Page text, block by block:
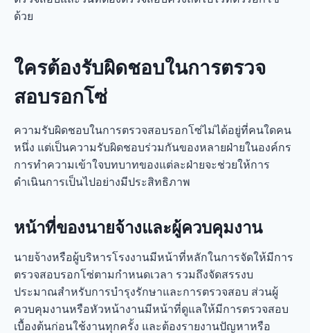
ด้วย
ใครต้องรับผิดชอบในการตรวจ
สอบรอกโซ่
ความรับผิดชอบในการตรวจสอบรอกโซ่ไม่ได้อยู่ที่คนใดคน
หนึ่ง แต่เป็นความรับผิดชอบร่วมกันของหลายฝ่ายในองค์กร
การทำความเข้าใจบทบาทของแต่ละฝ่ายจะช่วยให้การ
ดำเนินการเป็นไปอย่างมีประสิทธิภาพ
หน้าที่ของนายจ้างและผู้ควบคุมงาน
นายจ้างหรือผู้บริหารโรงงานมีหน้าที่หลักในการจัดให้มีการ
ตรวจสอบรอกโซ่ตามกำหนดเวลา รวมถึงจัดสรรงบ
ประมาณสำหรับการบำรุงรักษาและการตรวจสอบ ส่วนผู้
ควบคุมงานหรือหัวหน้างานมีหน้าที่ดูแลให้มีการตรวจสอบ
เบื้องต้นก่อนใช้งานทุกครั้ง และต้องรายงานปัญหาหรือ